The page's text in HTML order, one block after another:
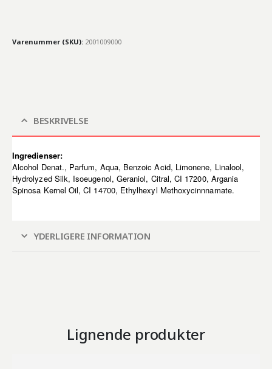
Varenummer (SKU): 2001009000
BESKRIVELSE
Ingredienser:
Alcohol Denat., Parfum, Aqua, Benzoic Acid, Limonene, Linalool,
Hydrolyzed Silk, Isoeugenol, Geraniol, Citral, CI 17200, Argania
Spinosa Kernel Oil, CI 14700, Ethylhexyl Methoxycinnnamate.
YDERLIGERE INFORMATION
Lignende produkter